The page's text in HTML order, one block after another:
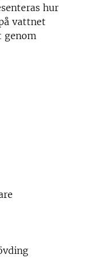
hur
vattnet
genom